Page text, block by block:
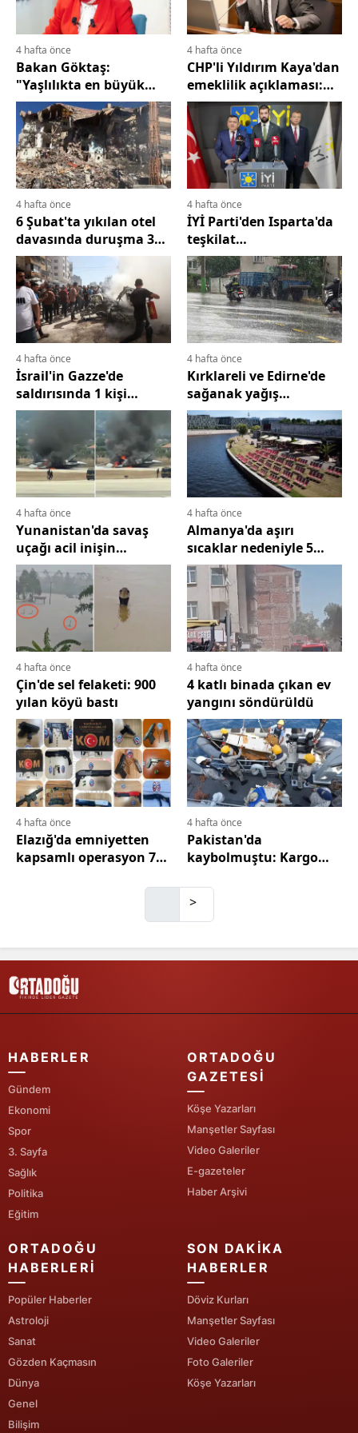
Bilecik
Bingöl
Bitlis
Bolu
Burdur
Bursa
Çanakkale
Çankırı
Çorum
Denizli
Diyarbakır
Edirne
Elazığ
Erzincan
Erzurum
Eskişehir
Gaziantep
Giresun
Gümüşhane
Hakkari
Hatay
Isparta
Mersin
İstanbul
İzmir
Kars
Kastamonu
Kayseri
Kütahya
Manisa
Kahramanmaraş
Mardin
Muş
Nevşehir
Niğde
Ordu
4 hafta önce
Bakan Göktaş:
"Yaşlılıkta en büyük
sorun yalnızlık"
4 hafta önce
CHP'li Yıldırım Kaya'dan
emeklilik açıklaması:
"Ciddi bir gelir kaybına
dönüştü"
4 hafta önce
6 Şubat'ta yıkılan otel
davasında duruşma 3
Kasım'a ertelendi
4 hafta önce
İYİ Parti'den Isparta'da
teşkilat
değerlendirmesi:
"Gençler gelecek kaygısı
yaşıyor"
4 hafta önce
İsrail'in Gazze'de
saldırısında 1 kişi
yaşamını yitirdi
4 hafta önce
Kırklareli ve Edirne'de
sağanak yağış
sokaklarda su
birikintileri oluşturdu
4 hafta önce
Yunanistan'da savaş
uçağı acil inişin
ardından alev aldı
4 hafta önce
Almanya'da aşırı
sıcaklar nedeniyle 5
binden fazla kişi
yaşamını yitirdi
4 hafta önce
Çin'de sel felaketi: 900
yılan köyü bastı
4 hafta önce
4 katlı binada çıkan ev
yangını söndürüldü
4 hafta önce
Elazığ'da emniyetten
kapsamlı operasyon 75
4 hafta önce
Pakistan'da
kaybolmuştu: Kargo
bulundu
>
HABERLER
Gündem
Ekonomi
Spor
3. Sayfa
Sağlık
Politika
Eğitim
ORTADOĞU
GAZETESI
Köşe Yazarları
Manşetler Sayfası
Video Galeriler
E-gazeteler
Haber Arşivi
ORTADOĞU
HABERLERI
Popüler Haberler
Astroloji
Sanat
Gözden Kaçmasın
Dünya
Genel
Bilişim
SON DAKIKA
HABERLER
Döviz Kurları
Manşetler Sayfası
Video Galeriler
Foto Galeriler
Köşe Yazarları